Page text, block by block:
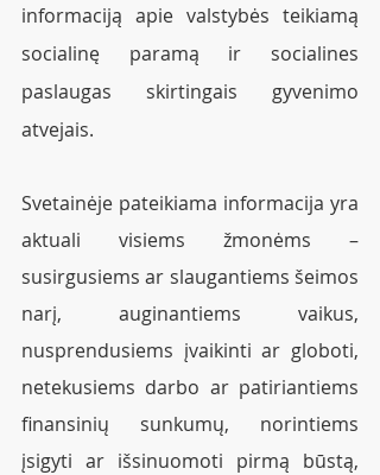
informaciją apie valstybės teikiamą
socialinę paramą ir socialines
paslaugas skirtingais gyvenimo
atvejais.
Svetainėje pateikiama informacija yra
aktuali visiems žmonėms –
susirgusiems ar slaugantiems šeimos
narį, auginantiems vaikus,
nusprendusiems įvaikinti ar globoti,
netekusiems darbo ar patiriantiems
finansinių sunkumų, norintiems
įsigyti ar išsinuomoti pirmą būstą,